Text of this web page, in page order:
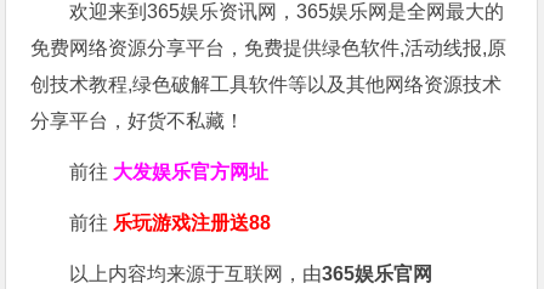
欢迎来到365娱乐资讯网，365娱乐网是全网最大的
免费网络资源分享平台，免费提供绿色软件,活动线报,原
创技术教程,绿色破解工具软件等以及其他网络资源技术
分享平台，好货不私藏！
前往 大发娱乐官方网址
前往 乐玩游戏注册送88
以上内容均来源于互联网，由365娱乐官网